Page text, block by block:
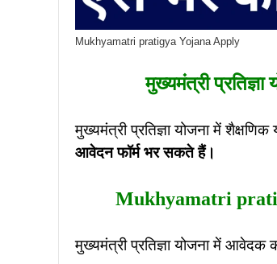
Mukhyamatri pratigya Yojana Apply
मुख्यमंत्री
मुख्यमंत्री प्रतिज्ञा योजना में शैक्षणिक
आवेदन फॉर्म भर सकते हैं।
Mukhyamatri
मुख्यमंत्री प्रतिज्ञा योजना में आवेदक